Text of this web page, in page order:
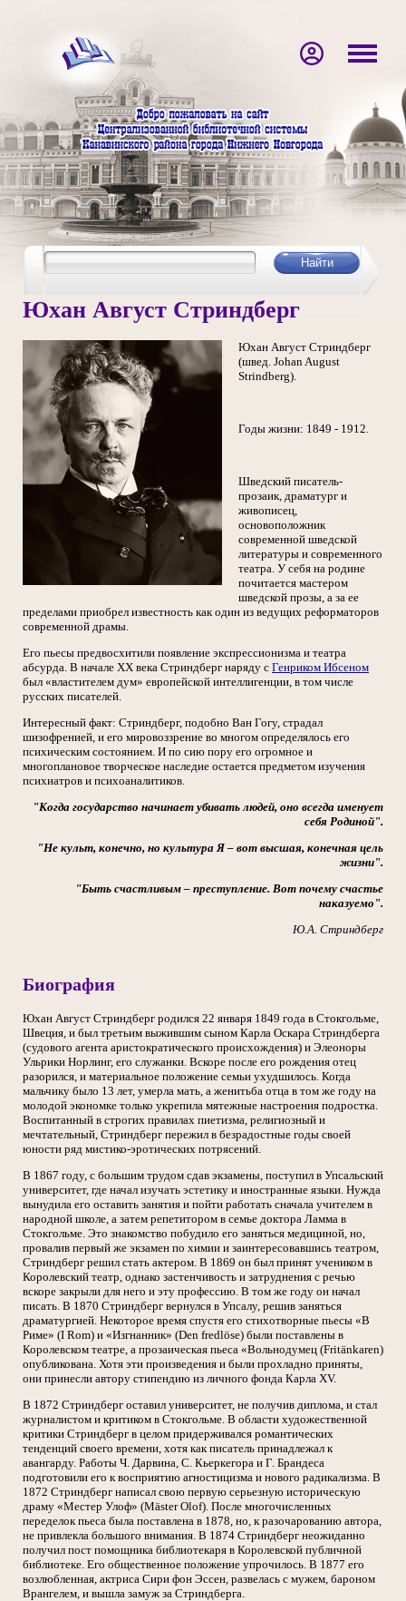
Юхан Август Стриндберг
Юхан Август Стриндберг
(швед. Johan August
Strindberg).
Годы жизни: 1849 - 1912.
Шведский писатель-
прозаик, драматург и
живописец,
основоположник
современной шведской
литературы и современного
театра. У себя на родине
почитается мастером
шведской прозы, а за ее
пределами приобрел известность как один из ведущих реформаторов
современной драмы.
Его пьесы предвосхитили появление экспрессионизма и театра
абсурда. В начале XX века Стриндберг наряду с Генриком Ибсеном
был «властителем дум» европейской интеллигенции, в том числе
русских писателей.
Интересный факт: Стриндберг, подобно Ван Гогу, страдал
шизофренией, и его мировоззрение во многом определялось его
психическим состоянием. И по сию пору его огромное и
многоплановое творческое наследие остается предметом изучения
психиатров и психоаналитиков.
"Когда государство начинает убивать людей, оно всегда именует
себя Родиной".
"Не культ, конечно, но культура Я – вот высшая, конечная цель
жизни".
"Быть счастливым– преступление. Вот почему счастье
наказуемо".
Ю.А. Стриндберг
Биография
Юхан Август Стриндберг родился 22 января 1849 года в Стокгольме,
Швеция, и был третьим выжившим сыном Карла Оскара Стриндберга
(судового агента аристократического происхождения) и Элеоноры
Ульрики Норлинг, его служанки. Вскоре после его рождения отец
разорился, и материальное положение семьи ухудшилось. Когда
мальчику было 13 лет, умерла мать, а женитьба отца в том же году на
молодой экономке только укрепила мятежные настроения подростка.
Воспитанный в строгих правилах пиетизма, религиозный и
мечтательный, Стриндберг пережил в безрадостные годы своей
юности ряд мистико-эротических потрясений.
В 1867 году, с большим трудом сдав экзамены, поступил в Упсальский
университет, где начал изучать эстетику и иностранные языки. Нужда
вынудила его оставить занятия и пойти работать сначала учителем в
народной школе, а затем репетитором в семье доктора Ламма в
Стокгольме. Это знакомство побудило его заняться медициной, но,
провалив первый же экзамен по химии и заинтересовавшись театром,
Стриндберг решил стать актером. В 1869 он был принят учеником в
Королевский театр, однако застенчивость и затруднения с речью
вскоре закрыли для него и эту профессию. В том же году он начал
писать. В 1870 Стриндберг вернулся в Упсалу, решив заняться
драматургией. Некоторое время спустя его стихотворные пьесы «В
Риме» (I Rom) и «Изгнанник» (Den fredlöse) были поставлены в
Королевском театре, а прозаическая пьеса «Вольнодумец (Fritänkaren)
опубликована. Хотя эти произведения и были прохладно приняты,
они принесли автору стипендию из личного фонда Карла XV.
В 1872 Стриндберг оставил университет, не получив диплома, и стал
журналистом и критиком в Стокгольме. В области художественной
критики Стриндберг в целом придерживался романтических
тенденций своего времени, хотя как писатель принадлежал к
авангарду. Работы Ч. Дарвина, С. Кьеркегора и Г. Брандеса
подготовили его к восприятию агностицизма и нового радикализма. В
1872 Стриндберг написал свою первую серьезную историческую
драму «Местер Улоф» (Mäster Olof). После многочисленных
переделок пьеса была поставлена в 1878, но, к разочарованию автора,
не привлекла большого внимания. В 1874 Стриндберг неожиданно
получил пост помощника библиотекаря в Королевской публичной
библиотеке. Его общественное положение упрочилось. В 1877 его
возлюбленная, актриса Сири фон Эссен, развелась с мужем, бароном
Врангелем, и вышла замуж за Стриндберга.